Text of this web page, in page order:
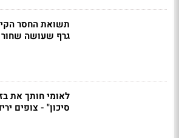
תשואת החסר
גרף שעושה שחור
לאומי חותך את
סיכון" - צופים